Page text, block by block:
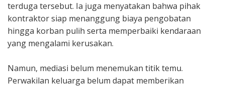
terduga tersebut. Ia juga menyatakan bahwa pihak
kontraktor siap menanggung biaya pengobatan
hingga korban pulih serta memperbaiki kendaraan
yang mengalami kerusakan.
‎Namun, mediasi belum menemukan titik temu.
Perwakilan keluarga belum dapat memberikan